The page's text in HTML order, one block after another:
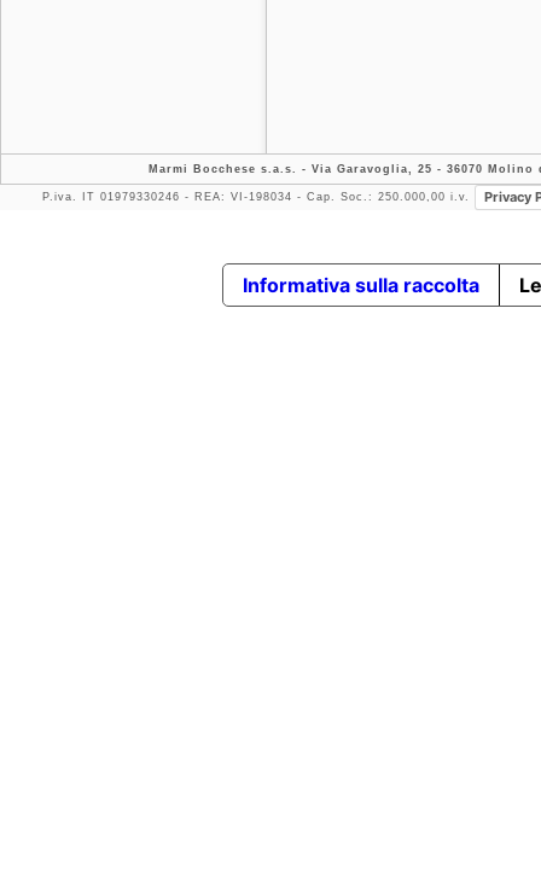
Marmi Bocchese s.a.s. - Via Garavoglia, 25 - 36070 Molino
P.iva. IT 01979330246 - REA: VI-198034 - Cap. Soc.: 250.000,00 i.v. Privacy
Informativa sulla raccolta